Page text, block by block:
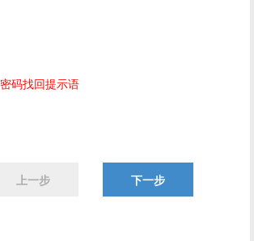
密码找回提示语
上一步 下一步